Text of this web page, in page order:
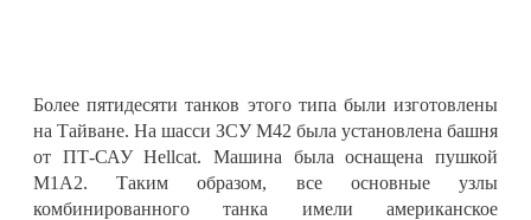
Более пятидесяти танков этого типа были изготовлены
на Тайване. Hа шасси ЗСУ М42 была установлена башня
от ПТ-САУ Hellcat. Машина была оснащена пушкой
М1А2. Таким образом, все основные узлы
комбинированного танка имели американское